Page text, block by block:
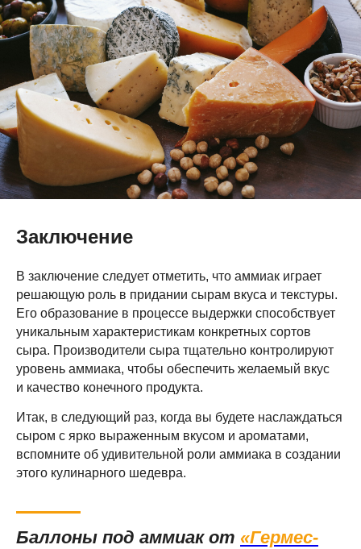
Заключение
В заключение следует отметить, что аммиак играет
решающую роль в придании сырам вкуса и текстуры.
Его образование в процессе выдержки способствует
уникальным характеристикам конкретных сортов
сыра. Производители сыра тщательно контролируют
уровень аммиака, чтобы обеспечить желаемый вкус
и качество конечного продукта.
Итак, в следующий раз, когда вы будете наслаждаться
сыром с ярко выраженным вкусом и ароматами,
вспомните об удивительной роли аммиака в создании
этого кулинарного шедевра.
Баллоны под аммиак от «Гермес-
Баллоны под аммиак